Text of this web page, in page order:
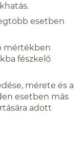
esetben
mértékben
fészkelő
mérete és a
esetben más
adott